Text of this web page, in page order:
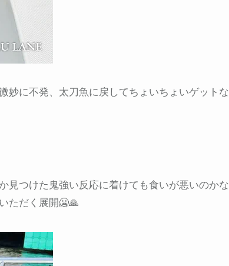
妙に不発、太刀魚に戻してちょいちょいゲットな
見つけた鬼強い反応に着けても食いが悪いのかな
ただく展開🥶🙏